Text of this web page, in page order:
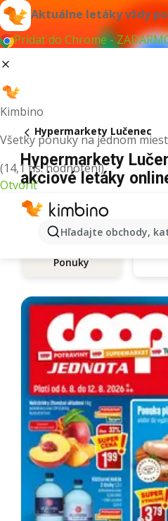
Aktuálne letáky vždy
Pridať do Chrome -
Kimbino
Všetky ponuky na jednom
(14,1 tis. hodnotení)
Otvoriť
Hľadajte obchody,
Hypermarkety Lučenec
Hypermarkety
akciové letáky
Ponuky